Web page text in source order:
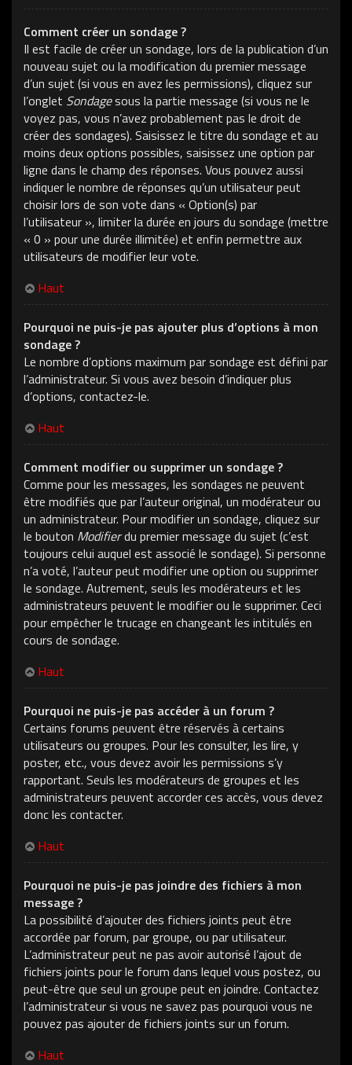
Comment créer un sondage ?
Il est facile de créer un sondage, lors de la publication d’un
nouveau sujet ou la modification du premier message
d’un sujet (si vous en avez les permissions), cliquez sur
l’onglet Sondagesous la partie message (si vous ne le
voyez pas, vous n’avez probablement pas le droit de
créer des sondages). Saisissez le titre du sondage et au
moins deux options possibles, saisissez une option par
ligne dans le champ des réponses. Vous pouvez aussi
indiquer le nombre de réponses qu’un utilisateur peut
choisir lors de son vote dans « Option(s) par
l’utilisateur », limiter la durée en jours du sondage (mettre
« 0 » pour une durée illimitée) et enfin permettre aux
utilisateurs de modifier leur vote.
Haut
Pourquoi ne puis-je pas ajouter plus d’options à mon
sondage ?
Le nombre d’options maximum par sondage est défini par
l’administrateur. Si vous avez besoin d’indiquer plus
d’options, contactez-le.
Haut
Comment modifier ou supprimer un sondage ?
Comme pour les messages, les sondages ne peuvent
être modifiés que par l’auteur original, un modérateur ou
un administrateur. Pour modifier un sondage, cliquez sur
le bouton Modifierdu premier message du sujet (c’est
toujours celui auquel est associé le sondage). Si personne
n’a voté, l’auteur peut modifier une option ou supprimer
le sondage. Autrement, seuls les modérateurs et les
administrateurs peuvent le modifier ou le supprimer. Ceci
pour empêcher le trucage en changeant les intitulés en
cours de sondage.
Haut
Pourquoi ne puis-je pas accéder à un forum ?
Certains forums peuvent être réservés à certains
utilisateurs ou groupes. Pour les consulter, les lire, y
poster, etc., vous devez avoir les permissions s’y
rapportant. Seuls les modérateurs de groupes et les
administrateurs peuvent accorder ces accès, vous devez
donc les contacter.
Haut
Pourquoi ne puis-je pas joindre des fichiers à mon
message ?
La possibilité d’ajouter des fichiers joints peut être
accordée par forum, par groupe, ou par utilisateur.
L’administrateur peut ne pas avoir autorisé l’ajout de
fichiers joints pour le forum dans lequel vous postez, ou
peut-être que seul un groupe peut en joindre. Contactez
l’administrateur si vous ne savez pas pourquoi vous ne
pouvez pas ajouter de fichiers joints sur un forum.
Haut